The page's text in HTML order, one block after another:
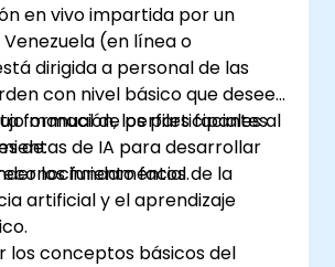
en vivo impartida por un
(en línea o
dirigida a personal de las
con nivel básico que desee
manual de perfiles faciales al
de IA para desarrollar
facial.
formación, los participantes
de:
los fundamentos de la
artificial y el aprendizaje
los conceptos básicos del